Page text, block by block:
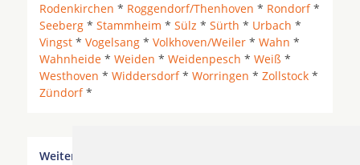
Rodenkirchen * Roggendorf/Thenhoven * Rondorf*
Seeberg * Stammheim * Sülz * Sürth * Urbach *
Vingst * Vogelsang * Volkhoven/Weiler * Wahn *
Wahnheide * Weiden * Weidenpesch * Weiß *
Westhoven * Widdersdorf* Worringen * Zollstock *
Zündorf*
Weitere Orte in der Nähe von Köln Bickendorf